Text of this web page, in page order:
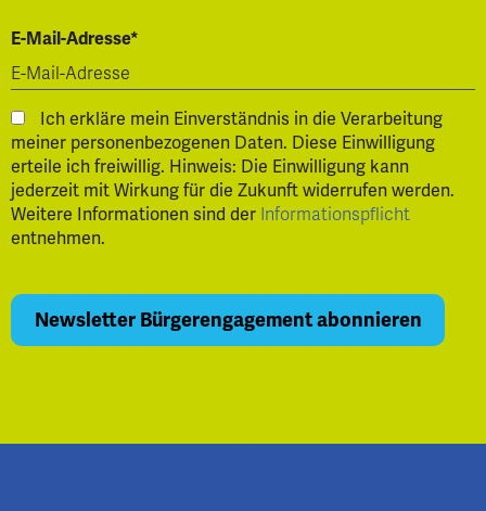
E-Mail-Adresse*
Ich erkläre mein Einverständnis in die Verarbeitung
meiner personenbezogenen Daten. Diese Einwilligung
erteile ich freiwillig. Hinweis: Die Einwilligung kann
jederzeit mit Wirkung für die Zukunft widerrufen werden.
Weitere Informationen sind der Informationspflicht
entnehmen.